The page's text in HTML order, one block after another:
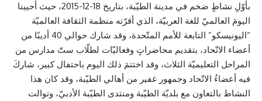
بأوّلِ نشاطٍ ضخم في مدينة الطيّبة، بتاريخ 18-12-2015، حيث أحيينا
اليومَ العالميّ للغة العربيّة، الذي أقرّته منظمة الثقافة العالميّة
“اليونيسكو” التابعة للأمم المتّحدة، وقد شارك حوالي 40 أديبًا من
أعضاء الاتّحاد، بتقديم محاضراتٍ وفعاليّات لطلّاب ستّ مدارس من
المراحل التعليميّة الثلاث، وقد اختتمَ ذلك اليوم باحتفال كبير، شاركَ
فيه أعضاءُ الاتّحاد وجمهور غفير من أهالي الطيّبة، وقد كان هذا
النشاط بالتعاون مع بلديّة الطيّبة ومنتدى الطيّبة الأدبيّ، وتوالت